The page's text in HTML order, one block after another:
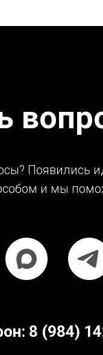
Появились
и мы
8 (984)